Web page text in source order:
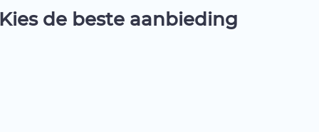
de beste aanbieding